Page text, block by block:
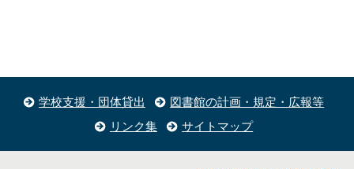
学校支援・団体貸出
図書館の計画・規定・広報等
リンク集
サイトマップ